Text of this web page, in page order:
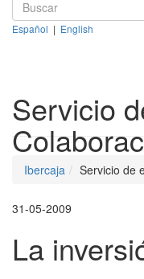
Español | English
Servicio
Ibercaja Servicio de
31-05-2009
La